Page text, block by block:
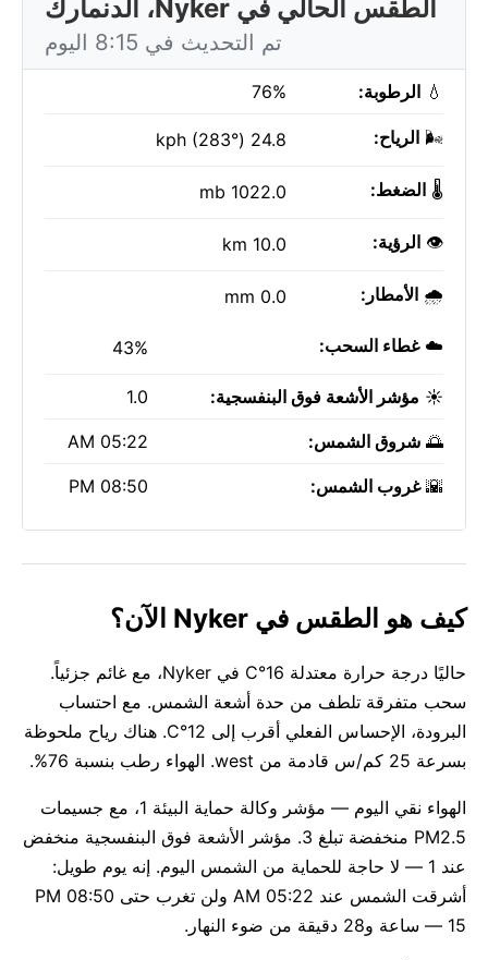
الطقس الحالي في Nyker، الدنمارك
تم التحديث في 8:15 اليوم
💧 الرطوبة: 76%
🌬️ الرياح: 24.8 kph (283°)
🌡️ الضغط: 1022.0 mb
👁️ الرؤية: 10.0 km
🌧️ الأمطار: 0.0 mm
☁️غطاء السحب: 43%
☀️ مؤشر الأشعة فوق البنفسجية: 1.0
🌅 شروق الشمس: 05:22 AM
🌇غروب الشمس: 08:50 PM
كيف هو الطقس في Nyker الآن؟
حاليًا درجة حرارة معتدلة 16°C في Nyker، مع غائم جزئياً.
سحب متفرقة تلطف من حدة أشعة الشمس. مع احتساب
البرودة، الإحساس الفعلي أقرب إلى 12°C. هناك رياح ملحوظة
بسرعة 25 كم/س قادمة من west. الهواء رطب بنسبة 76%.
الهواء نقي اليوم — مؤشر وكالة حماية البيئة 1، مع جسيمات
PM2.5 منخفضة تبلغ 3. مؤشر الأشعة فوق البنفسجية منخفض
عند 1 — لا حاجة للحماية من الشمس اليوم. إنه يوم طويل:
أشرقت الشمس عند 05:22 AM ولن تغرب حتى 08:50 PM
— 15 ساعة و28 دقيقة من ضوء النهار.